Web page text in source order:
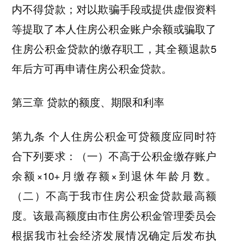
内不得贷款；对以欺骗手段或提供虚假资料
等提取了本人住房公积金账户余额或骗取了
住房公积金贷款的缴存职工，其全额退款5
年后方可再申请住房公积金贷款。
第三章 贷款的额度、期限和利率
第九条 个人住房公积金可贷额度应同时符
合下列要求：（一）不高于公积金缴存账户
余额×10+月缴存额×到退休年龄月数。
（二）不高于我市住房公积金贷款最高额
度。该最高额度由市住房公积金管理委员会
根据我市社会经济发展情况确定后发布执